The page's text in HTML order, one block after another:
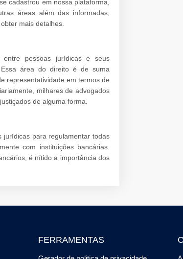
cadastrou em nossa plataforma,
áreas além das informadas,
mais detalhes.
pessoas jurídicas e seus
área do direito é de suma
representatividade em termos de
milhares de advogados
de alguma forma.
para regulamentar todas
com instituições bancárias.
é nítido a importância dos
FERRAMENTAS